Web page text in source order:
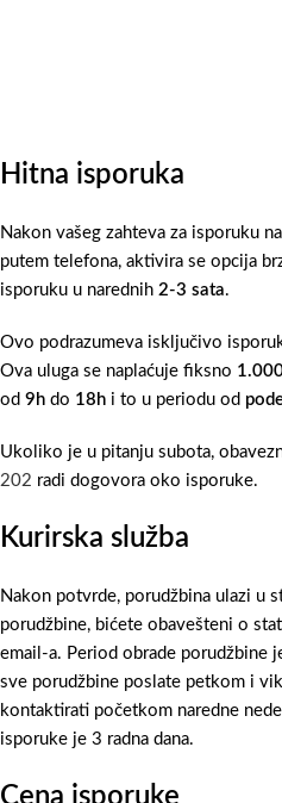
Hitna isporuka
Nakon vašeg zahteva za isporuku
putem telefona, aktivira se opcija
isporuku u narednih 2-3 sata.
Ovo podrazumeva isključivo
Ova uluga se naplaćuje fiksno
od 9h do 18h i to u periodu od
Ukoliko je u pitanju subota,
202 radi dogovora oko isporuke.
Kurirska služba
Nakon potvrde, porudžbina ulazi u
porudžbine, bićete obavešteni o
email-a. Period obrade porudžbine
sve porudžbine poslate petkom i
kontaktirati početkom naredne
isporuke je 3 radna dana.
Cena isporuke